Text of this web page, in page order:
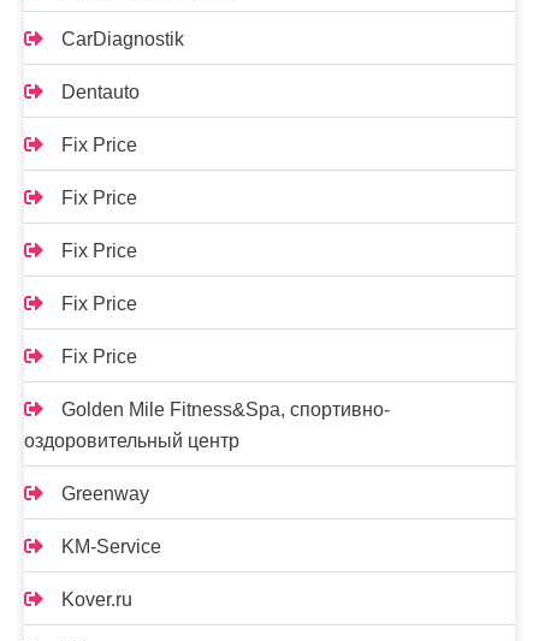
CarDiagnostik
Dentauto
Fix Price
Fix Price
Fix Price
Fix Price
Fix Price
Golden Mile Fitness&Spa, спортивно-
оздоровительный центр
Greenway
KM-Service
Kover.ru